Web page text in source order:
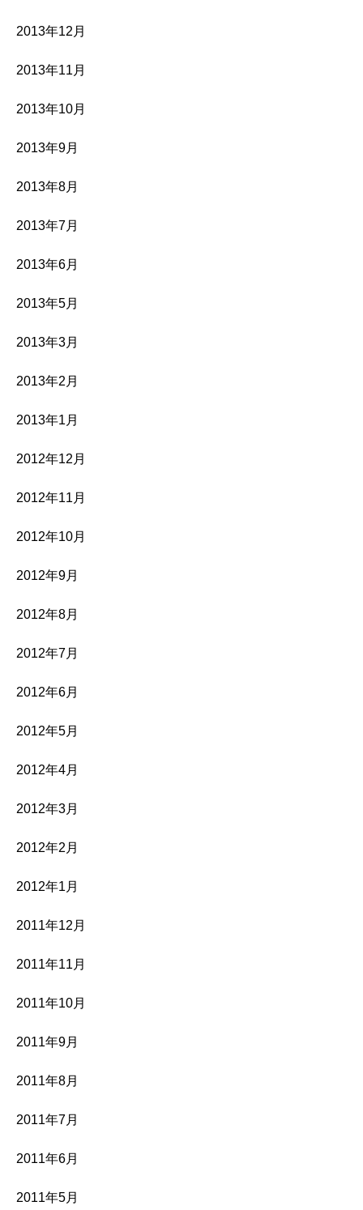
2013年12月
2013年11月
2013年10月
2013年9月
2013年8月
2013年7月
2013年6月
2013年5月
2013年3月
2013年2月
2013年1月
2012年12月
2012年11月
2012年10月
2012年9月
2012年8月
2012年7月
2012年6月
2012年5月
2012年4月
2012年3月
2012年2月
2012年1月
2011年12月
2011年11月
2011年10月
2011年9月
2011年8月
2011年7月
2011年6月
2011年5月